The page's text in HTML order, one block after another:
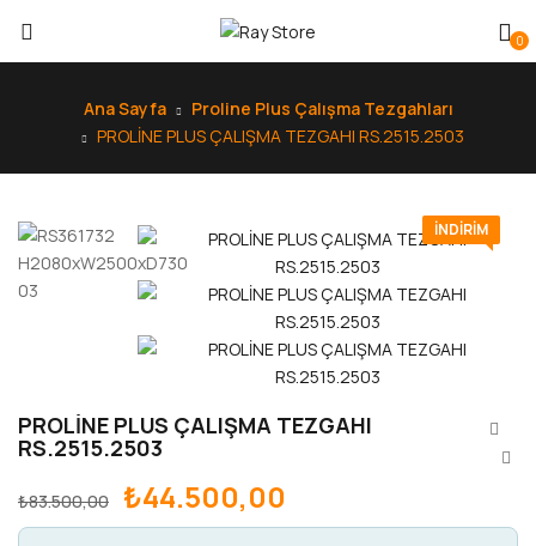
0
Ana Sayfa
Proline Plus Çalışma Tezgahları
PROLİNE PLUS ÇALIŞMA TEZGAHI RS.2515.2503
INDIRIM
PROLİNE PLUS ÇALIŞMA TEZGAHI
RS.2515.2503
₺83.500,00 ₺44.500,00